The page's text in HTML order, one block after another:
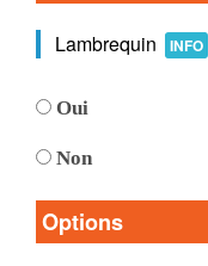
Lambrequin INFO
Oui
Non
Options